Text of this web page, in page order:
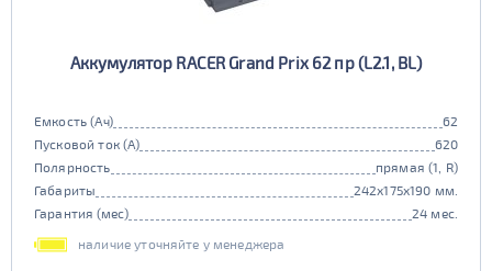
Аккумулятор RACER Grand Prix 62 пр (L2.1, BL)
Емкость (Ач)
62
Пусковой ток (А)
620
Полярность
прямая (1, R)
Габариты
242x175x190 мм.
Гарантия (мес)
24 мес.
наличие уточняйте у менеджера